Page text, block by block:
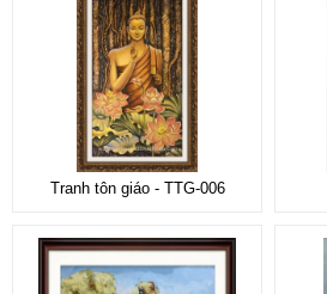
Tranh tôn giáo - TTG-006